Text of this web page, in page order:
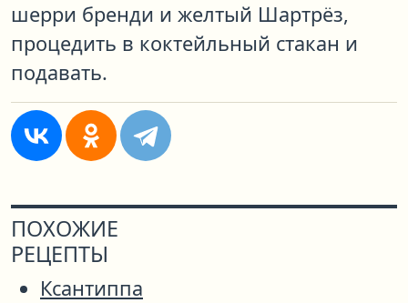
шерри бренди и желтый Шартрёз,
процедить в коктейльный стакан и
подавать.
ПОХОЖИЕ
РЕЦЕПТЫ
Ксантиппа